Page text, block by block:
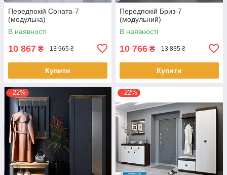
Передпокій Соната-7
(модульна)
В наявності
10 867 ₴ 13 965 ₴
Купити
Передпокій Бриз-7
(модульний)
В наявності
10 766 ₴ 13 835 ₴
Купити
–22% –22%